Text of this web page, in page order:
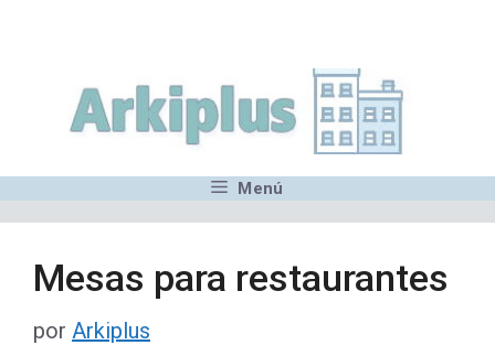
contenido
Menú
Mesas para restaurantes
por Arkiplus